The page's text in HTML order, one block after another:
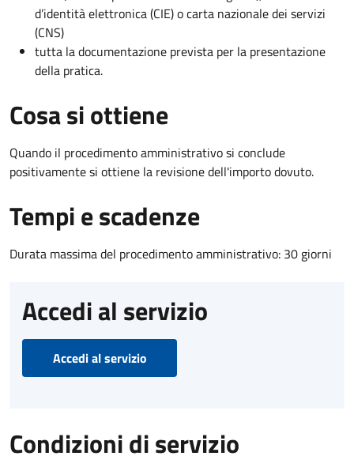
d’identità elettronica (CIE) o carta nazionale dei servizi
(CNS)
tutta la documentazione prevista per la presentazione
della pratica.
Cosa si ottiene
Quando il procedimento amministrativo si conclude
positivamente si ottiene la revisione dell'importo dovuto.
Tempi e scadenze
Durata massima del procedimento amministrativo: 30 giorni
Accedi al servizio
Accedi al servizio
Condizioni di servizio